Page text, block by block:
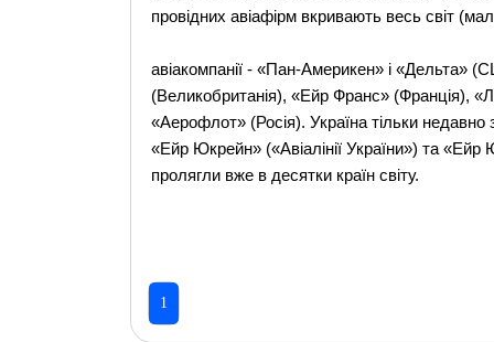
провідних авіафірм вкривають весь світ
авіакомпанії - «Пан-Америкен» і «Дельта»
(Великобританія), «Ейр Франс» (Франція),
«Аерофлот» (Росія). Україна тільки недавно
«Ейр Юкрейн» («Авіалінії України») та «Ейр
пролягли вже в десятки країн світу.
1